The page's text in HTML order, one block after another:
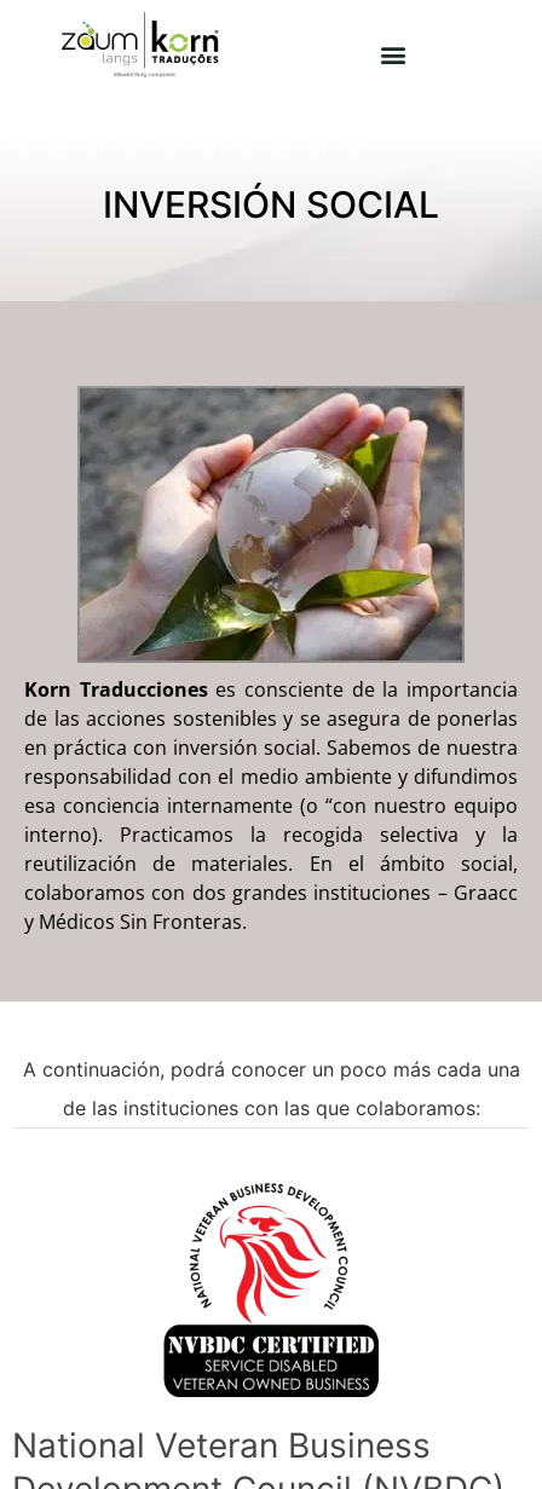
INVERSIÓN SOCIAL
Korn Traduccioneses consciente de la importancia
de las acciones sostenibles y se asegura de ponerlas
en práctica con inversión social. Sabemos de nuestra
responsabilidad con el medio ambiente y difundimos
esa conciencia internamente (o “con nuestro equipo
interno). Practicamos la recogida selectiva y la
reutilización de materiales. En el ámbito social,
colaboramos con dos grandes instituciones – Graacc
y Médicos Sin Fronteras.
A continuación, podrá conocer un poco más cada una
de las instituciones con las que colaboramos:
National Veteran Business